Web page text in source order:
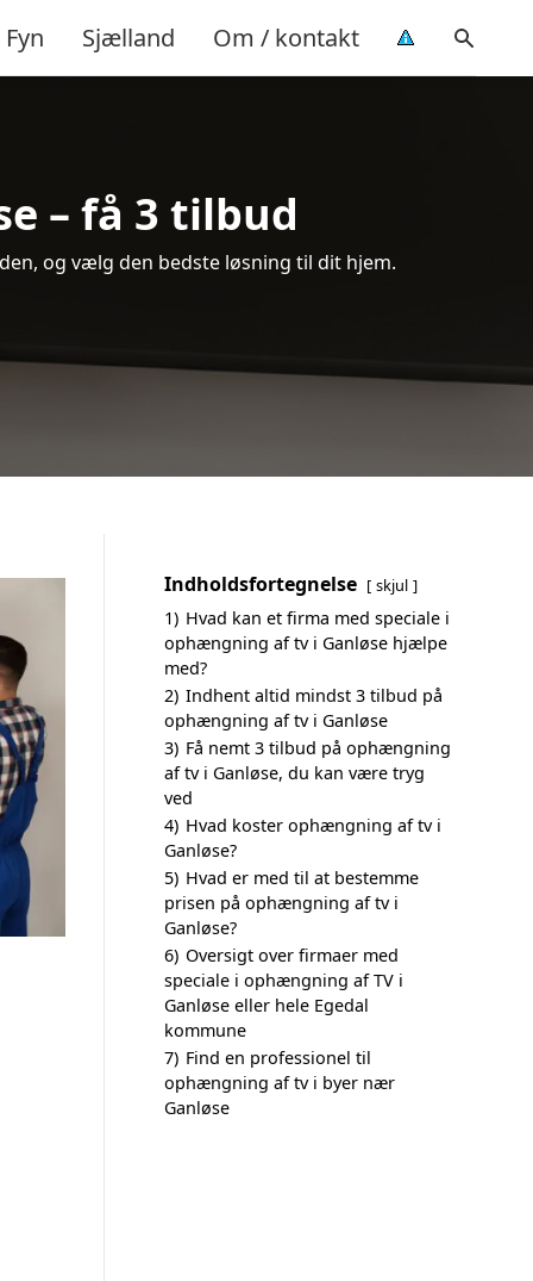
Fyn Sjælland Om / kontakt
– få 3 tilbud
og vælg den bedste løsning til dit hjem.
Indholdsfortegnelse skjul
1) Hvad kan et firma med speciale i
ophængning af tv i Ganløse hjælpe
med?
2) Indhent altid mindst 3 tilbud på
ophængning af tv i Ganløse
3) Få nemt 3 tilbud på ophængning
af tv i Ganløse, du kan være tryg
ved
4) Hvad koster ophængning af tv i
Ganløse?
5) Hvad er med til at bestemme
prisen på ophængning af tv i
Ganløse?
6) Oversigt over firmaer med
speciale i ophængning af TV i
Ganløse eller hele Egedal
kommune
7) Find en professionel til
ophængning af tv i byer nær
Ganløse